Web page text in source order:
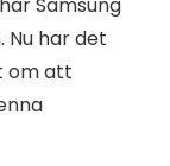
Nu har det
om att